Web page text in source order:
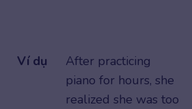
Ví dụ
After practicing
piano for hours, she
realized she was too